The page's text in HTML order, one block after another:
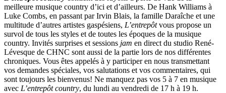
meilleure musique country d’ici et d’ailleurs. De Hank Williams à
Luke Combs, en passant par Irvin Blais, la famille Daraîche et une
multitude d’autres artistes gaspésiens, L’entrepôtvous propose un
survol de tous les styles et de toutes les époques de la musique
country. Invités surprises et sessions jam en direct du studio René-
Lévesque de CHNC sont aussi de la partie lors de nos différentes
chroniques. Vous êtes appelés à y participer en nous transmettant
vos demandes spéciales, vos salutations et vos commentaires, qui
sont toujours les bienvenus! Ne manquez pas vos 5 à 7 en musique
avec L’entrepôt country, du lundi au vendredi de 17 h à 19 h.